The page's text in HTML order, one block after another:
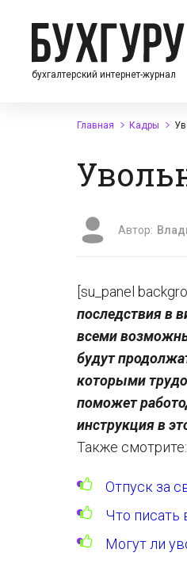
бухгалтерский интернет-журнал
Главная Кадры
Автор:
[su_panel
последствия в
всеми
будут
которыми
поможет
инструкция в
Также смотрите:
Отпуск за
Что писать
Могут ли